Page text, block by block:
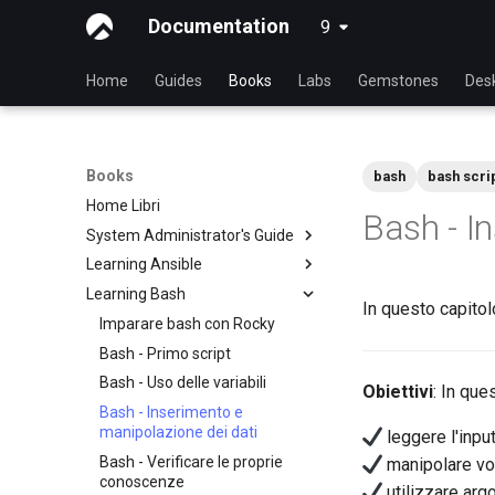
Documentation 9 latest
Home Guides Books Labs Gemstones
Books
Home Libri
System Administrator's Guide
Imparare Linux Con Rocky
Introduzione a Linux
Comandi Linux
Comandi Avanzati Linux
Editor di Testo VI
Gestione utenti
File system
Gestione dei processi
Learning Ansible
Imparare Ansible con Rocky
Nozioni di base su Ansible
Ansibile Intermedio
Gestione File
Ansible Galaxy
Distribuzione con Ansistrano
Infrastrutture su larga scala
Learning Bash
Imparare bash con Rocky
Bash - Primo script
Bash - Uso delle variabili
Bash - Inserimento e
manipolazione dei dati
Bash - Verificare le proprie
conoscenze
bash bash
Bash -
In questo
Obiettivi: In
leggere
manipolare